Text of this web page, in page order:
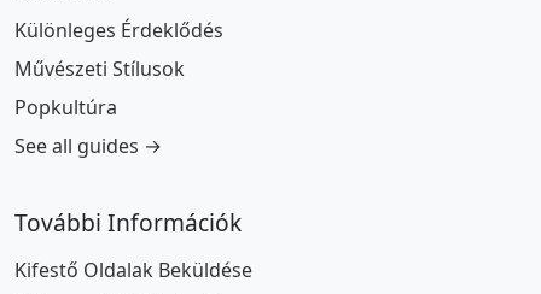
Különleges Érdeklődés
Művészeti Stílusok
Popkultúra
See all guides →
További Információk
Kifestő Oldalak Beküldése